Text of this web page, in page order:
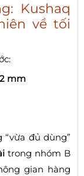
Kushaq
về tối
mm
“vừa đủ dùng”
trong nhóm B
gian hàng